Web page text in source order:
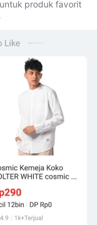
produk favorit